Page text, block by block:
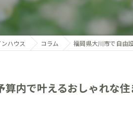
ハウス コラム 福岡県大川市で自由
内で叶えるおしゃれな